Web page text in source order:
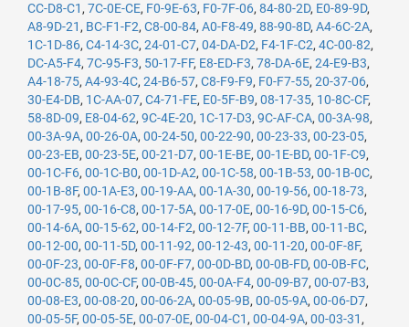
CC-D8-C1 , 7C-0E-CE, F0-9E-63, F0-7F-06, 84-80-2D, E0-89-9D,
A8-9D-21 , BC-F1-F2, C8-00-84, A0-F8-49, 88-90-8D, A4-6C-2A,
1C-1D-86, C4-14-3C, 24-01-C7, 04-DA-D2, F4-1F-C2, 4C-00-82,
DC-A5-F4, 7C-95-F3, 50-17-FF, E8-ED-F3, 78-DA-6E, 24-E9-B3,
A4-18-75, A4-93-4C, 24-B6-57, C8-F9-F9, F0-F7-55, 20-37-06,
30-E4-DB, 1C-AA-07, C4-71-FE, E0-5F-B9, 08-17-35, 10-8C-CF,
58-8D-09, E8-04-62, 9C-4E-20, 1C-17-D3, 9C-AF-CA, 00-3A-98,
00-3A-9A, 00-26-0A, 00-24-50, 00-22-90, 00-23-33, 00-23-05,
00-23-EB, 00-23-5E, 00-21-D7, 00-1E-BE, 00-1E-BD, 00-1F-C9,
00-1C-F6, 00-1C-B0, 00-1D-A2, 00-1C-58, 00-1B-53, 00-1B-0C,
00-1B-8F, 00-1A-E3, 00-19-AA, 00-1A-30, 00-19-56, 00-18-73,
00-17-95, 00-16-C8, 00-17-5A, 00-17-0E, 00-16-9D, 00-15-C6,
00-14-6A, 00-15-62, 00-14-F2, 00-12-7F, 00-11-BB, 00-11-BC,
00-12-00, 00-11-5D, 00-11-92, 00-12-43, 00-11-20, 00-0F-8F,
00-0F-23, 00-0F-F8, 00-0F-F7, 00-0D-BD, 00-0B-FD, 00-0B-FC,
00-0C-85, 00-0C-CF, 00-0B-45, 00-0A-F4, 00-09-B7, 00-07-B3,
00-08-E3, 00-08-20, 00-06-2A, 00-05-9B, 00-05-9A, 00-06-D7,
00-05-5F, 00-05-5E, 00-07-0E, 00-04-C1 , 00-04-9A, 00-03-31 ,